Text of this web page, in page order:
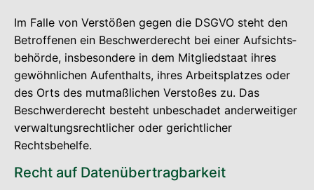
Im Fal­le von Ver­stö­ßen gegen die DSGVO steht den
Betrof­fe­nen ein Beschwer­de­recht bei einer Auf­sichts­
be­hör­de, ins­be­son­de­re in dem Mit­glied­staat ihres
gewöhn­li­chen Auf­ent­halts, ihres Arbeits­plat­zes oder
des Orts des mut­maß­li­chen Ver­sto­ßes zu. Das
Beschwer­de­recht besteht unbe­scha­det ander­wei­ti­ger
ver­wal­tungs­recht­li­cher oder gericht­li­cher
Rechtsbehelfe.
Recht auf Datenübertragbarkeit